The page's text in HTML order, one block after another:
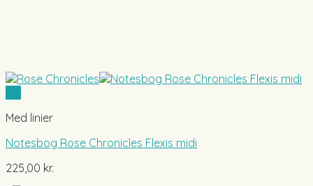
Med linier
Notesbog Rose Chronicles Flexis midi
225,00 kr.